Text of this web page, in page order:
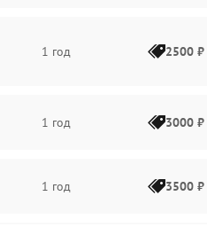
1 год 2500 ₽
1 год 3000 ₽
1 год 3500 ₽